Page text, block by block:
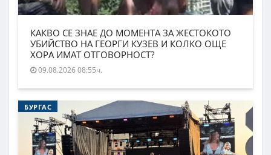
КАКВО СЕ ЗНАЕ ДО МОМЕНТА ЗА ЖЕСТОКОТО
УБИЙСТВО НА ГЕОРГИ КУЗЕВ И КОЛКО ОЩЕ
ХОРА ИМАТ ОТГОВОРНОСТ?
09.08.2026 08:55ч.
БУРГАС